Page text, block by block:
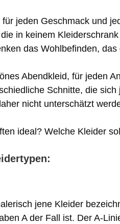
jeden Geschmack und
in keinem
das Wohlbefinden, das
Abendkleid, für jeden
Schnitte, die
nicht unterschätzt
ideal? Welche Kleider
jene Kleider
A der Fall ist. Der A-